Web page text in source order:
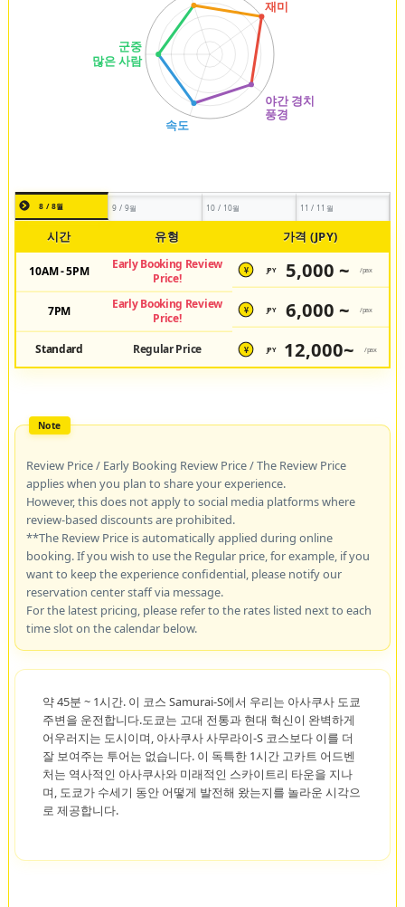
8 / 8월 9 / 9월 10 / 10월 11 / 11월
시간 유형 가격 (JPY)
10AM - 5PM
Early Booking Review
Price!
¥ JPY 5,000 ~ /pax
7PM
Early Booking Review
Price!
¥ JPY 6,000 ~ /pax
Standard Regular Price ¥ JPY 12,000~ /pax
Review Price / Early Booking Review Price / The Review Price
applies when you plan to share your experience.
However, this does not apply to social media platforms where
review-based discounts are prohibited.
**The Review Price is automatically applied during online
booking. If you wish to use the Regular price, for example, if you
want to keep the experience confidential, please notify our
reservation center staff via message.
For the latest pricing, please refer to the rates listed next to each
time slot on the calendar below.
약 45분 ~ 1시간. 이 코스 Samurai-S에서 우리는 아사쿠사 도쿄
주변을 운전합니다.도쿄는 고대 전통과 현대 혁신이 완벽하게
어우러지는 도시이며, 아사쿠사 사무라이-S 코스보다 이를 더
잘 보여주는 투어는 없습니다. 이 독특한 1시간 고카트 어드벤
처는 역사적인 아사쿠사와 미래적인 스카이트리 타운을 지나
며, 도쿄가 수세기 동안 어떻게 발전해 왔는지를 놀라운 시각으
로 제공합니다.